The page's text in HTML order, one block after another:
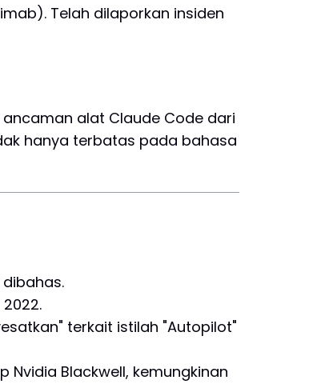
Telah dilaporkan insiden
ancaman alat Claude Code dari
hanya terbatas pada bahasa
dibahas.
terkait istilah "Autopilot"
Blackwell, kemungkinan